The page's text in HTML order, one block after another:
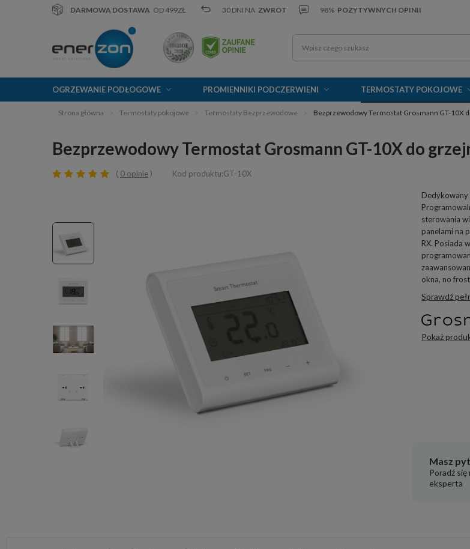
DARMOWA DOSTAWA OD 499ZŁ 30 DNI NA ZWROT 98% POZYTYWNYCH OPINII
OGRZEWANIE PODŁOGOWE PROMIENNIKI PODCZERWIENI TERMOSTATY POKOJOWE
Strona główna Termostaty pokojowe Termostaty Bezprzewodowe Bezprzewodowy Termostat Grosmann GT-10X
Bezprzewodowy Termostat Grosmann GT-10X do
0 opinie Kod produktu:GT-10X
sterowania
panelami na
RX. Posiada
okna, no
Sprawdź
Pokaż
Masz
Poradź się
eksperta